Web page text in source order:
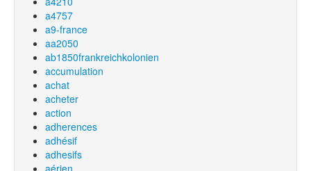
a4757
a9-france
aa2050
ab1850frankreichkolonien
accumulation
achat
acheter
action
adherences
adhésif
adhesifs